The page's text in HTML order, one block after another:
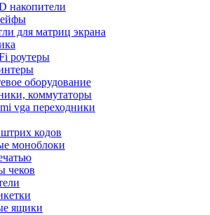
накопители
для матриц экрана
роутеры
оборудование
коммутаторы
vga переходники
кодов
моноблоки
чеков
ящики